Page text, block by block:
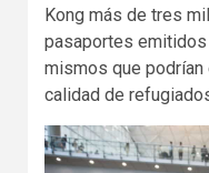
Kong más de tres
pasaportes emitidos
mismos que podrían
calidad de